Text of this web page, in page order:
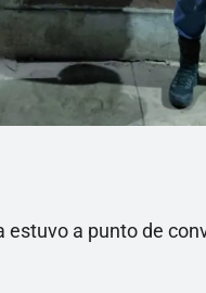
estuvo a punto de